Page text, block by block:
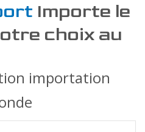
Importe le
choix au
importation